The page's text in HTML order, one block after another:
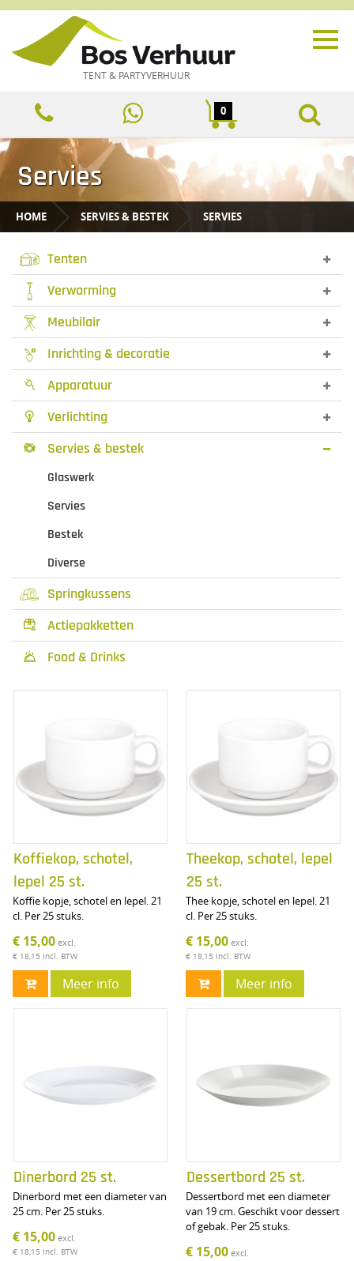
TENT & PARTYVERHUUR
0
Servies
HOME SERVIES & BESTEK SERVIES
Tenten
Verwarming
Meubilair
Inrichting & decoratie
 Apparatuur
 Verlichting
 Servies & bestek
Glaswerk
Servies
Bestek
Diverse
Springkussens
 Actiepakketten
 Food & Drinks
Koffiekop, schotel,
lepel 25 st.
Koffie kopje, schotel en lepel. 21
cl. Per 25 stuks.
€ 15,00 excl.
€ 18,15 incl. BTW
Meer info
Theekop, schotel, lepel
25 st.
Thee kopje, schotel en lepel. 21
cl. Per 25 stuks.
€ 15,00 excl.
€ 18,15 incl. BTW
Meer info
Dinerbord 25 st.
Dinerbord met een diameter van
25 cm. Per 25 stuks.
€ 15,00 excl.
€ 18,15 incl. BTW
Dessertbord 25 st.
Dessertbord met een diameter
van 19 cm. Geschikt voor dessert
of gebak. Per 25 stuks.
€ 15,00 excl.